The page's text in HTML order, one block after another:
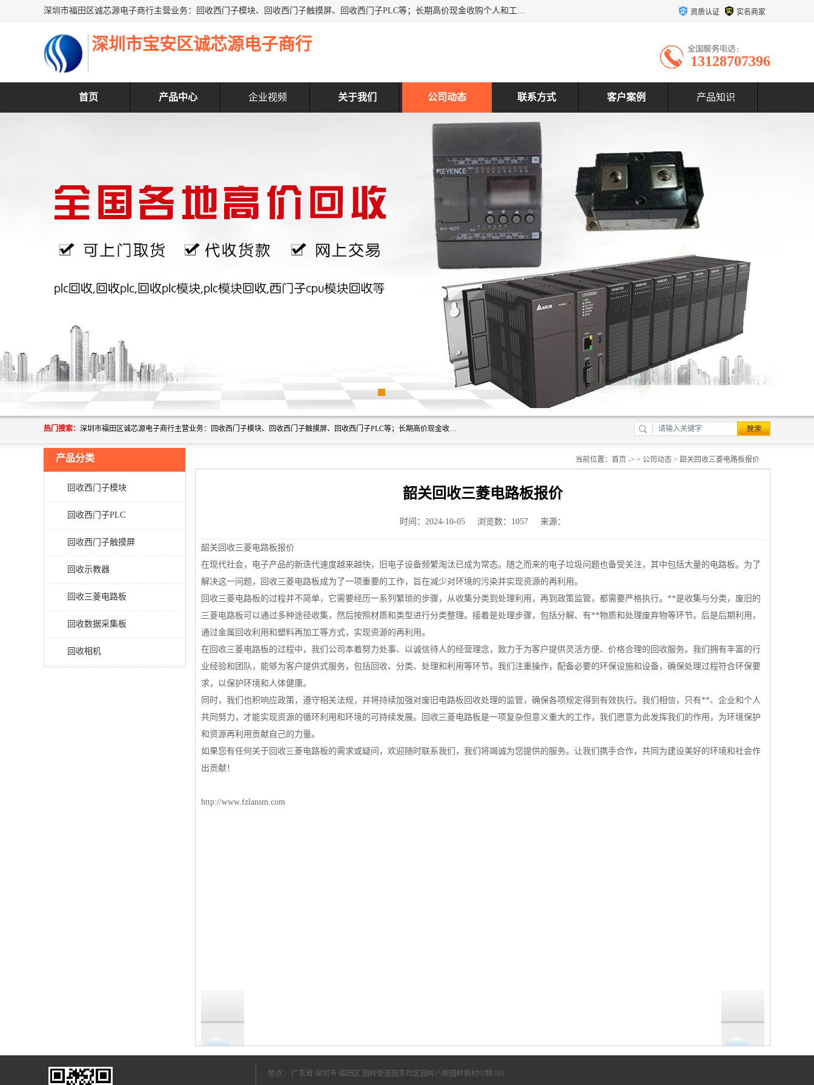
深圳市福田区诚芯源电子商行主营业务：回收西门子模块、回收西门子触摸屏、回收西门子PLC等；长期高价现金收购个人和工厂库存电子元件，我们以努力处事、以诚信待人，能迅速为客户消化库存、减少仓储、回笼资金，我们交易灵活方便，现金支付，价格合 理，尽量满足客户的要求，提供一条龙服务。 资质认证 实名商家
深圳市宝安区诚芯源电子商行
13128707396
首页 产品中心 企业视频 关于我们 公司动态 联系方式 客户案例 产品知识
热门搜索： 深圳市福田区诚芯源电子商行主营业务：回收西门子模块、回收西门子触摸屏、回收西门子PLC等；长期高价现金收购个人和工厂库存电子元件，我们以努力处事、以诚信待人，能迅速为客户消化库存、减少仓储、回笼资金，我们交易灵活方便，现金支付，价格合 理，尽量满足客户的要求，提供一条龙服务。
产品分类
回收西门子模块
回收西门子PLC
回收西门子触摸屏
回收示教器
回收三菱电路板
回收数据采集板
回收相机
当前位置： 首页 -> > 公司动态 > 韶关回收三菱电路板报价
韶关回收三菱电路板报价
时间：2024-10-05 浏览数：1057 来源：
韶关回收三菱电路板报价
在现代社会，电子产品的新迭代速度越来越快，旧电子设备频繁淘汰已成为常态。随之而来的电子垃圾问题也备受关注，其中包括大量的电路板。为了
解决这一问题，回收三菱电路板成为了一项重要的工作，旨在减少对环境的污染并实现资源的再利用。
回收三菱电路板的过程并不简单，它需要经历一系列繁琐的步骤，从收集分类到处理利用，再到政策监管，都需要严格执行。**是收集与分类，废旧的
三菱电路板可以通过多种途径收集，然后按照材质和类型进行分类整理。接着是处理步骤，包括分解、有**物质和处理废弃物等环节。后是后期利用，
通过金属回收利用和塑料再加工等方式，实现资源的再利用。
在回收三菱电路板的过程中，我们公司本着努力处事、以诚信待人的经营理念，致力于为客户提供灵活方便、价格合理的回收服务。我们拥有丰富的行
业经验和团队，能够为客户提供式服务，包括回收、分类、处理和利用等环节。我们注重操作，配备必要的环保设施和设备，确保处理过程符合环保要
求，以保护环境和人体健康。
同时，我们也积响应政策，遵守相关法规，并将持续加强对废旧电路板回收处理的监管，确保各项规定得到有效执行。我们相信，只有**、企业和个人
共同努力，才能实现资源的循环利用和环境的可持续发展。回收三菱电路板是一项复杂但意义重大的工作，我们愿意为此发挥我们的作用，为环境保护
和资源再利用贡献自己的力量。
如果您有任何关于回收三菱电路板的需求或疑问，欢迎随时联系我们，我们将竭诚为您提供的服务。让我们携手合作，共同为建设美好的环境和社会作
出贡献！
http://www.fzlansm.com
地点： 广东省 深圳市 福田区 园岭街道园东社区园岭八街园岭新村92栋103